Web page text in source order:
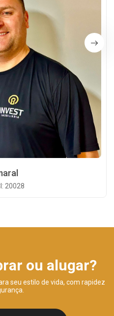
20028
ou alugar?
seu estilo de vida, com rapidez